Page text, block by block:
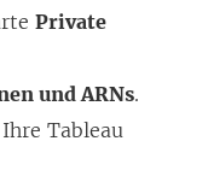
e
g
e
Private
und ARNs.
Tableau